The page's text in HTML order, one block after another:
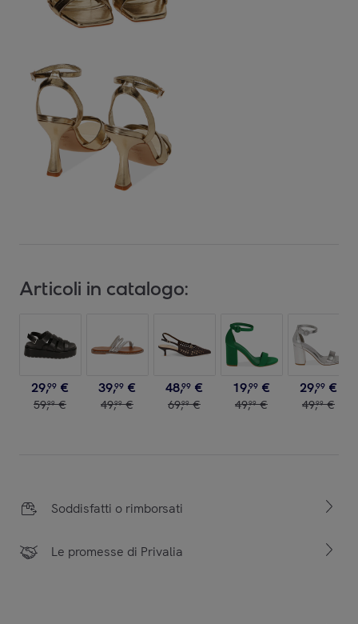
Articoli in catalogo:
29,99 €
59,99 €
39,99 €
49,99 €
48,99 €
69,99 €
19,99 €
49,99 €
29,99 €
49,99 €
Soddisfatti o rimborsati
Le promesse di Privalia